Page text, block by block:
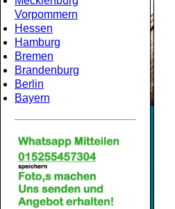
Vorpommern
Hessen
Hamburg
Bremen
Brandenburg
Berlin
Bayern